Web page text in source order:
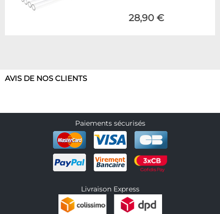
28,90 €
AVIS DE NOS CLIENTS
Paiements sécurisés
Livraison Express